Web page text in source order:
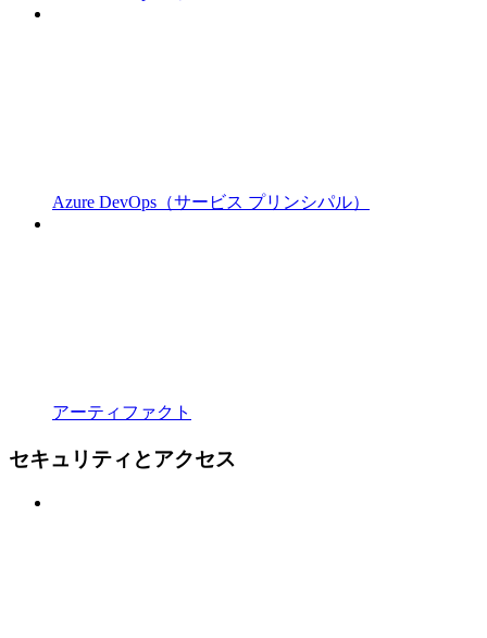
Azure DevOps（サービス プリンシパル）
アーティファクト
セキュリティとアクセス